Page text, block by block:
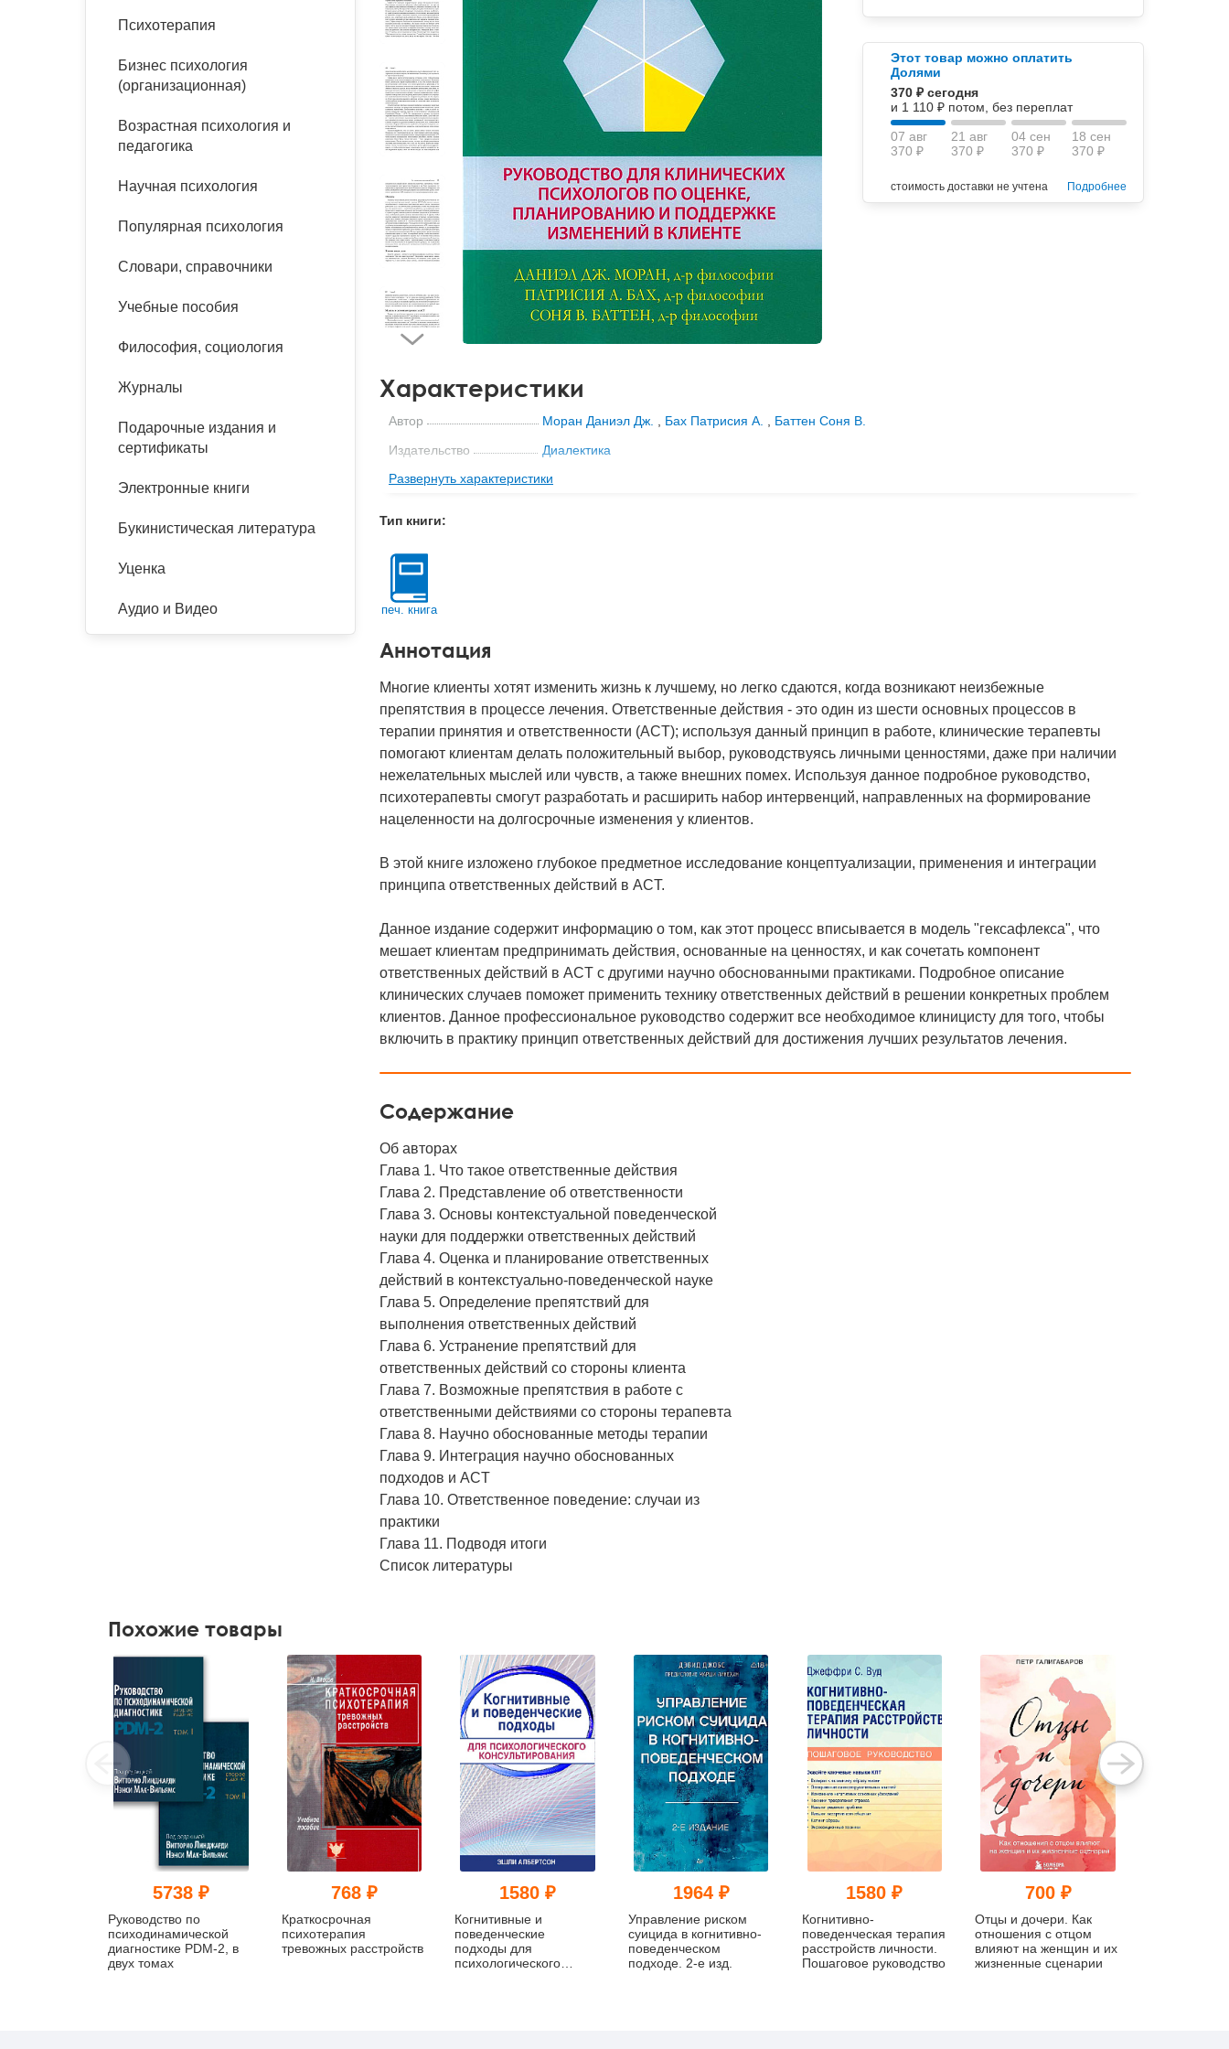
Расстройства пищевого
Тревожные расстройства,
Песочная терапия
Психодрама
Сказкотерапия
Другие направления
психотерапии
Классический, эриксоновский
Психология труда и
Психофизиология
Социальная психология
Социальная и
Учебная литература
Классический и юнгианский
Этот товар можно оплатить
Долями
370 ₽ сегодня
и 1 110 ₽ потом, без переплат
07 авг
370 ₽
21 авг
370 ₽
04 сен
370 ₽
18 сен
370 ₽
стоимость доставки не учтена Подробнее
Характеристики
Автор Моран Даниэл Дж. Бах Патрисия А.
Баттен Соня В.
Издательство
Диалектика
Формат книги
235x165x14 мм
Кол-во стр
Год
Код
Развернуть характеристики
Тип книги:
печ. книга
Аннотация
Многие клиенты хотят изменить жизнь к лучшему, но легко сдаются, когда возникают неизбежные
препятствия в процессе лечения. Ответственные действия - это один из шести основных процессов в
терапии принятия и ответственности (ACT); используя данный принцип в работе, клинические терапевты
помогают клиентам делать положительный выбор, руководствуясь личными ценностями, даже при наличии
нежелательных мыслей или чувств, а также внешних помех. Используя данное подробное руководство,
психотерапевты смогут разработать и расширить набор интервенций, направленных на формирование
нацеленности на долгосрочные изменения у клиентов.
В этой книге изложено глубокое предметное исследование концептуализации, применения и интеграции
принципа ответственных действий в ACT.
Данное издание содержит информацию о том, как этот процесс вписывается в модель "гексафлекса", что
мешает клиентам предпринимать действия, основанные на ценностях, и как сочетать компонент
ответственных действий в ACT с другими научно обоснованными практиками. Подробное описание
клинических случаев поможет применить технику ответственных действий в решении конкретных проблем
клиентов. Данное профессиональное руководство содержит все необходимое клиницисту для того, чтобы
включить в практику принцип ответственных действий для достижения лучших результатов лечения.
Содержание
Об авторах
Глава 1. Что такое ответственные действия
Глава 2. Представление об ответственности
Глава 3. Основы контекстуальной поведенческой
науки для поддержки ответственных действий
Глава 4. Оценка и планирование ответственных
действий в контекстуально-поведенческой науке
Глава 5. Определение препятствий для
выполнения ответственных действий
Глава 6. Устранение препятствий для
ответственных действий со стороны клиента
Глава 7. Возможные препятствия в работе с
ответственными действиями со стороны терапевта
Глава 8. Научно обоснованные методы терапии
Глава 9. Интеграция научно обоснованных
подходов и ACT
Глава 10. Ответственное поведение: случаи из
практики
Глава 11. Подводя итоги
Список литературы
Психотерапия
Бизнес психология
(организационная)
Возрастная психология и
педагогика
Научная психология
Популярная психология
Словари, справочники
Учебные пособия
Философия, социология
Журналы
Подарочные издания и
сертификаты
Электронные книги
Букинистическая литература
Уценка
Аудио и Видео
Похожие товары
5738 ₽
Руководство по
психодинамической
диагностике PDM-2, в
двух томах
768 ₽
Краткосрочная
психотерапия
тревожных расстройств
1580 ₽
Когнитивные и
поведенческие
подходы для
психологического
1964 ₽
Управление риском
суицида в когнитивно-
поведенческом
подходе. 2-е изд.
1580 ₽
Когнитивно-
поведенческая терапия
расстройств личности.
Пошаговое руководство
700 ₽
Отцы и дочери. Как
отношения с отцом
влияют на женщин и их
жизненные сценарии